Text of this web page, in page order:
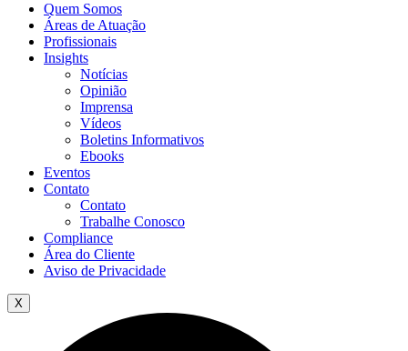
Quem Somos
Áreas de Atuação
Profissionais
Insights
Notícias
Opinião
Imprensa
Vídeos
Boletins Informativos
Ebooks
Eventos
Contato
Contato
Trabalhe Conosco
Compliance
Área do Cliente
Aviso de Privacidade
X